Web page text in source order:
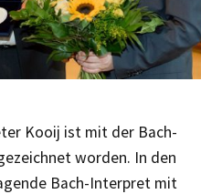
Kooij ist mit der Bach-
worden. In den
Bach-Interpret mit